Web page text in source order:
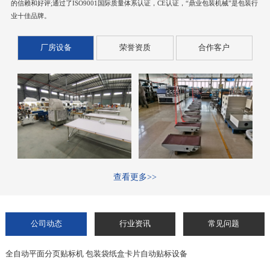
的信赖和好评;通过了ISO9001国际质量体系认证，CE认证，“鼎业包装机械”是包装行
业十佳品牌。
厂房设备 荣誉资质 合作客户
查看更多>>
公司动态 行业资讯 常见问题
全自动平面分页贴标机 包装袋纸盒卡片自动贴标设备